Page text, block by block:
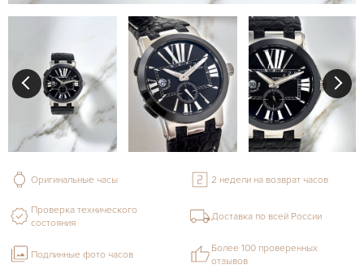
Оригинальные часы 2 недели на возврат часов
Проверка технического
состояния
Доставка по всей России
Подлинные фото часов
Более 100 проверенных
отзывов